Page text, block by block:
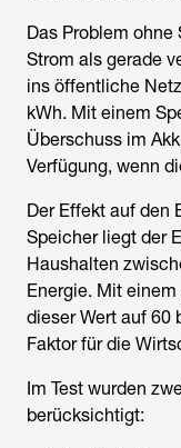
Das Problem ohne
Strom als gerade
ins öffentliche
kWh. Mit einem
Überschuss im
Verfügung, wenn
Der Effekt auf den
Speicher liegt der
Haushalten
Energie. Mit
dieser Wert auf 60
Faktor für die
Im Test wurden
berücksichtigt: